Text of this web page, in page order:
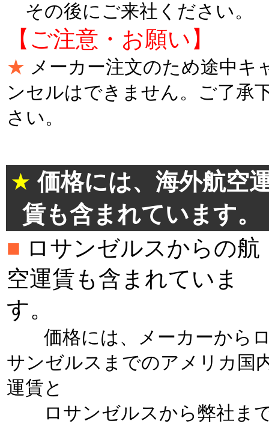
その後にご来社ください。
【ご注意・お願い】
★ メーカー注文のため途中キ
ンセルはできません。ご了承
さい。
★ 価格には、海外航空
賃も含まれています。
■ ロサンゼルスからの航
空運賃も含まれていま
す。
価格には、メーカーから
サンゼルスまでのアメリカ国
運賃と
ロサンゼルスから弊社ま